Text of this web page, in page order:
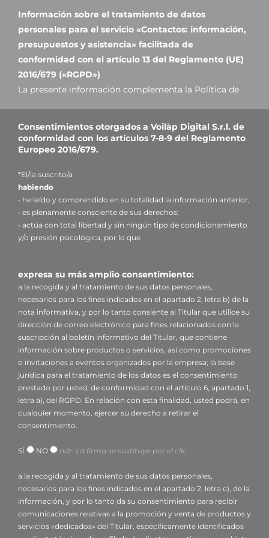
Información sobre el tratamiento de datos
personales para el servicio «Contactos: información,
presupuestos y asistencia» facilitada de
conformidad con el artículo 13 del Reglamento (UE)
2016/679 («RGPD»)
La presente información complementa la Política de
introducidos en este formulario de contacto: por lo
tanto, le invitamos a leer nuestra
1. Titular del tratamiento y responsable de la
protección de datos
Titular del tratamiento : Voilàp Digital S.r.l, en la
persona de su representante legal pro tempore, con
domicilio social en Via Archimede, 10 - 41019 - Limidi di
privacy@voilap.com
, C.F. / P. IVA 03556220360.
Responsable de la protección de datos (DPO)
Donato Eugenio Caccavella, correo electrónico:
dpo.voilap@amicadpo.eu
2. Datos personales tratados, finalidad del
tratamiento y base jurídica
El Titular tratará sus datos personales identificativos y
de contacto (tales como: nombre, apellidos, razón
social, dirección, ciudad, dirección de correo
electrónico, número de teléfono) que usted nos haya
del formulario presente en la sección «Contactos:
(www.voilapdigital.com).
El Titular tiene la intención de tratar sus datos
personales con el fin de:
Consentimientos otorgados a Voilàp Digital S.r.l. de
conformidad con los artículos 7-8-9 del Reglamento
Europeo 2016/679.
*El/la suscrito/a
habiendo
• he leído y comprendido en su totalidad la información anterior;
• es plenamente consciente de sus derechos;
• actúa con total libertad y sin ningún tipo de condicionamiento
y/o presión psicológica, por lo que
expresa su más amplio consentimiento:
a la recogida y al tratamiento de sus datos personales,
necesarios para los fines indicados en el apartado 2, letra b) de la
nota informativa, y por lo tanto consiente al Titular que utilice su
dirección de correo electrónico para fines relacionados con la
suscripción al boletín informativo del Titular, que contiene
información sobre productos o servicios, así como promociones
o invitaciones a eventos organizados por la empresa; la base
jurídica para el tratamiento de los datos es el consentimiento
prestado por usted, de conformidad con el artículo 6, apartado 1,
letra a), del RGPD. En relación con esta finalidad, usted podrá, en
cualquier momento, ejercer su derecho a retirar el
consentimiento.
SÍ NO ndr: La firma se sustituye por el clic
a la recogida y al tratamiento de sus datos personales,
necesarios para los fines indicados en el apartado 2, letra c), de la
información, y por lo tanto da su consentimiento para recibir
comunicaciones relativas a la promoción y venta de productos y
servicios «dedicados» del Titular, específicamente identificados